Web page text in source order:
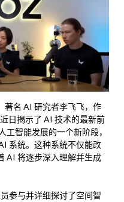
著名 AI 研究者李飞飞，作
日揭示了 AI 技术的最新前
工智能发展的一个新阶段，
系统。这种系统不仅能改
AI 将逐步深入理解并生成
参与并详细探讨了空间智